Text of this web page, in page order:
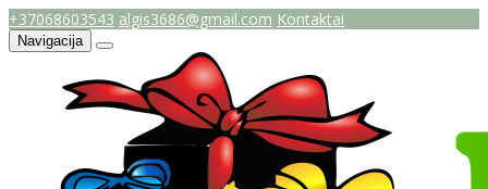
+37068603543 algis3686@gmail.com Kontaktai
Navigacija